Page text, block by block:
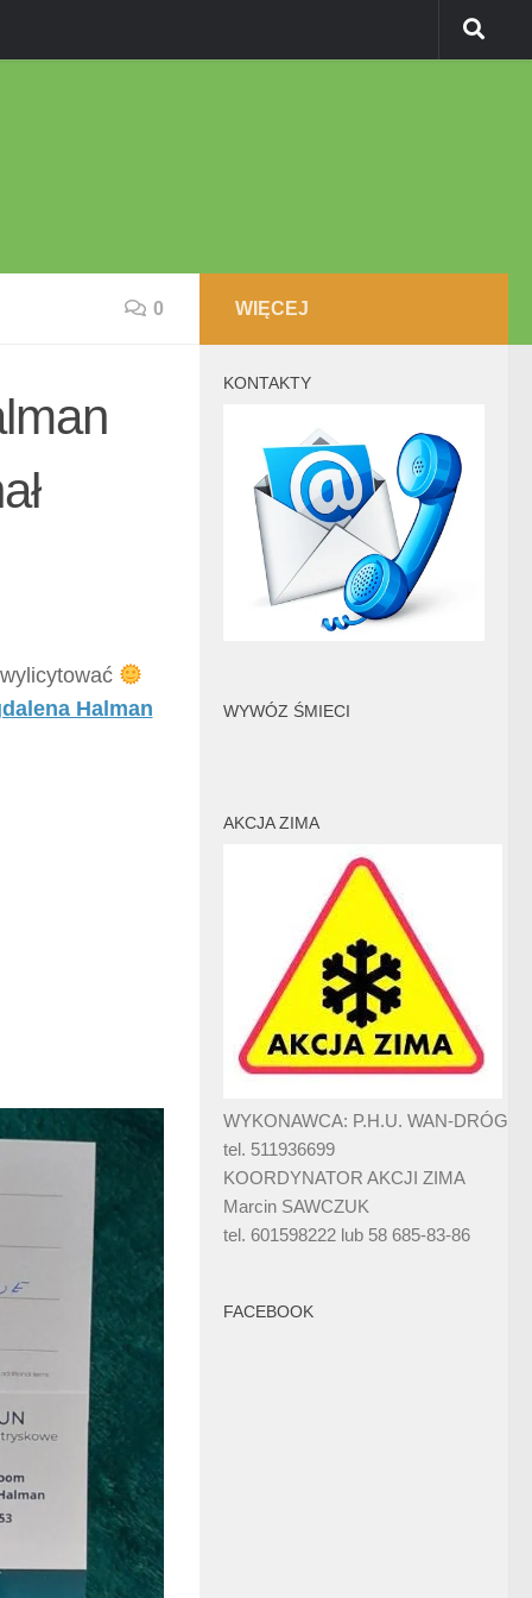
0
Halman
WIĘCEJ
KONTAKTY
WYWÓZ ŚMIECI
AKCJA ZIMA
WYKONAWCA: P.H.U. WAN-DRÓG
tel. 511936699
KOORDYNATOR AKCJI ZIMA
Marcin SAWCZUK
tel. 601598222 lub 58 685-83-86
FACEBOOK